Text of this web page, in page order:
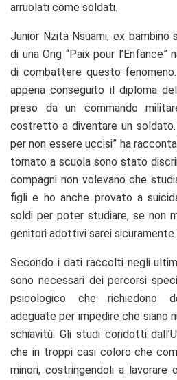
arruolati come soldati.
Junior Nzita Nsuami, ex
di una Ong “Paix pour
di combattere questo
appena conseguito il diploma
preso da un commando
costretto a diventare un soldato.
per non essere uccisi” ha
tornato a scuola sono stato
compagni non volevano che
figli e ho anche provato a
soldi per poter studiare, se non
genitori adottivi sarei
Secondo i dati raccolti negli
sono necessari dei percorsi
psicologico che richiedono
adeguate per impedire che siano
schiavitù. Gli studi condotti
che in troppi casi coloro che
minori, costringendoli a lavorare